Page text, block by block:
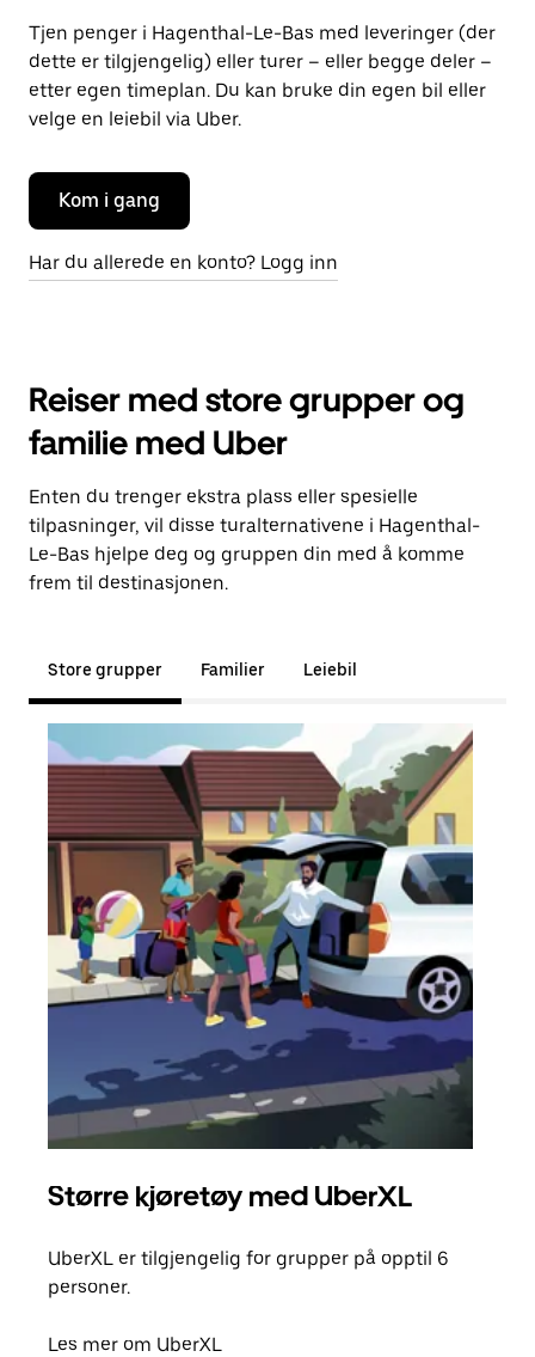
Tjen penger i Hagenthal-Le-Bas med leveringer (der
dette er tilgjengelig) eller turer – eller begge deler –
etter egen timeplan. Du kan bruke din egen bil eller
velge en leiebil via Uber.
Kom i gang
Har du allerede en konto? Logg inn
Reiser med store grupper og
familie med Uber
Enten du trenger ekstra plass eller spesielle
tilpasninger, vil disse turalternativene i Hagenthal-
Le-Bas hjelpe deg og gruppen din med å komme
frem til destinasjonen.
Store grupper Familier Leiebil
Større kjøretøy med UberXL
UberXL er tilgjengelig for grupper på opptil 6
personer.
Les mer om UberXL